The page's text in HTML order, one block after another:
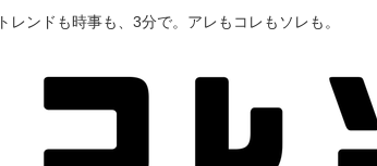
トレンドも時事も、3分で。アレもコレもソレも。